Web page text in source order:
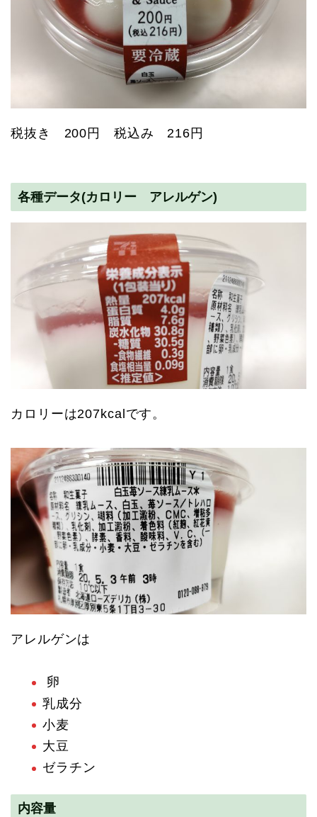
税抜き 200円 税込み 216円
各種データ(カロリー アレルゲン)
カロリーは207kcalです。
アレルゲンは
卵
乳成分
小麦
大豆
ゼラチン
内容量